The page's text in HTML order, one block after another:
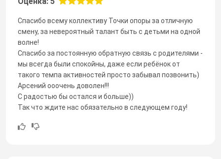
Спасибо всему коллективу Точки опоры за отличную
смену, за невероятный талант быть с детьми на одной
волне!
Спасибо за постоянную обратную связь с родителями -
мы всегда были спокойны, даже если ребёнок от
такого темпа активностей просто забывал позвонить)
Арсений ооочень доволен!!!
С радостью бы остался и больше))
Так что ждите нас обязательно в следующем году!